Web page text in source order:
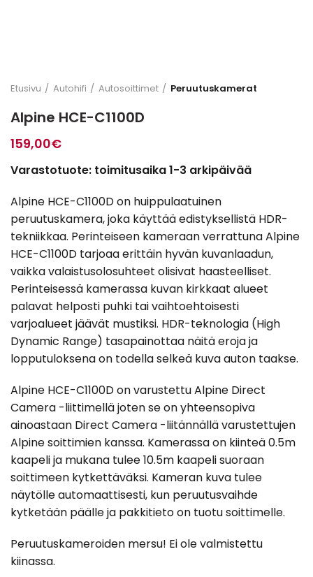
Etusivu Autohifi Autosoittimet Peruutuskamerat
Alpine HCE-C1100D
159,00€
Varastotuote: toimitusaika 1-3 arkipäivää
Alpine HCE-C1100D on huippulaatuinen
peruutuskamera, joka käyttää edistyksellistä HDR-
tekniikkaa. Perinteiseen kameraan verrattuna Alpine
HCE-C1100D tarjoaa erittäin hyvän kuvanlaadun,
vaikka valaistusolosuhteet olisivat haasteelliset.
Perinteisessä kamerassa kuvan kirkkaat alueet
palavat helposti puhki tai vaihtoehtoisesti
varjoalueet jäävät mustiksi. HDR-teknologia (High
Dynamic Range) tasapainottaa näitä eroja ja
lopputuloksena on todella selkeä kuva auton taakse.
Alpine HCE-C1100D on varustettu Alpine Direct
Camera -liittimellä joten se on yhteensopiva
ainoastaan Direct Camera -liitännällä varustettujen
Alpine soittimien kanssa. Kamerassa on kiinteä 0.5m
kaapeli ja mukana tulee 10.5m kaapeli suoraan
soittimeen kytkettäväksi. Kameran kuva tulee
näytölle automaattisesti, kun peruutusvaihde
kytketään päälle ja pakkitieto on tuotu soittimelle.
Peruutuskameroiden mersu! Ei ole valmistettu
kiinassa.